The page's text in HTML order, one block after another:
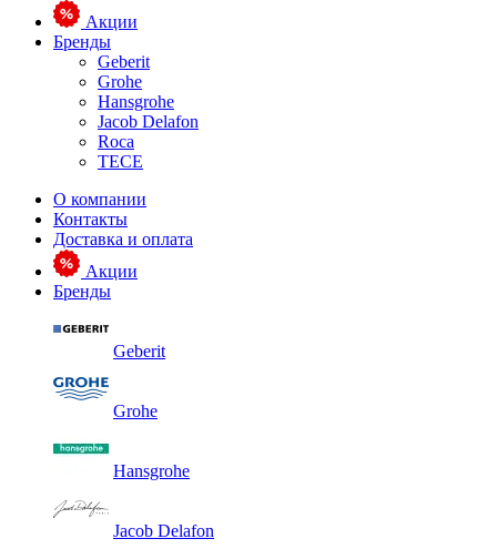
Акции
Бренды
Geberit
Grohe
Hansgrohe
Jacob Delafon
Roca
TECE
О компании
Контакты
Доставка и оплата
Акции
Бренды
Geberit
Grohe
Hansgrohe
Jacob Delafon